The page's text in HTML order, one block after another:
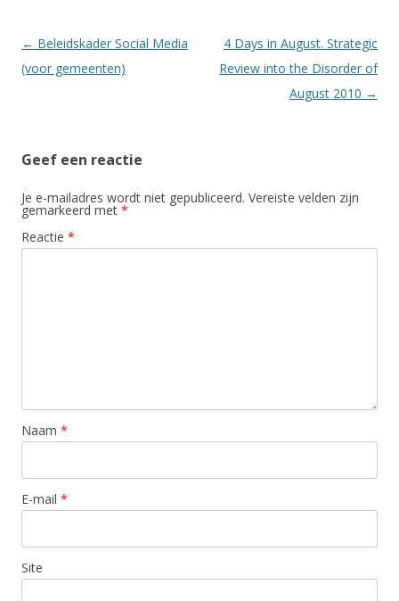
Berichtnavigatie
← Beleidskader Social Media
(voor gemeenten)
4 Days in August. Strategic
Review into the Disorder of
August 2010 →
Geef een reactie
Je e-mailadres wordt niet gepubliceerd. Vereiste velden zijn
gemarkeerd met *
Reactie *
Naam *
E-mail *
Site